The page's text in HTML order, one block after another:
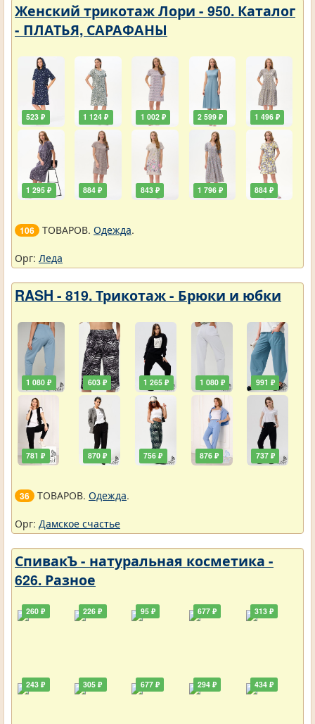
Женский трикотаж Лори - 950. Каталог
- ПЛАТЬЯ, САРАФАНЫ
523 ₽
1 295 ₽
1 124 ₽
884 ₽
1 002 ₽
843 ₽
2 599 ₽
1 796 ₽
1 496 ₽
884 ₽
106 ТОВАРОВ. Одежда.
Орг: Леда
RASH - 819. Трикотаж - Брюки и юбки
1 080 ₽
781 ₽
603 ₽
870 ₽
1 265 ₽
756 ₽
1 080 ₽
876 ₽
991 ₽
737 ₽
36 ТОВАРОВ. Одежда.
Орг: Дамское счастье
СпивакЪ - натуральная косметика -
626. Разное
260 ₽
243 ₽
226 ₽
305 ₽
95 ₽
677 ₽
677 ₽
294 ₽
313 ₽
434 ₽